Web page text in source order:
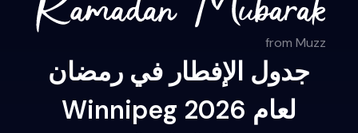
from Muzz
جدول الإفطار في رمضان
Winnipeg لعام 2026